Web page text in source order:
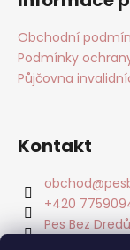
Obchodní
Podmínky
Půjčovna
Kontakt
obchod@
+420
Pes Bez Dredů